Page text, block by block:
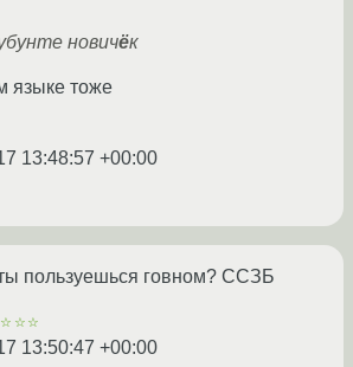
новичёк
языке тоже
13:48:57 +00:00
пользуешься говном? ССЗБ
☆☆☆
13:50:47 +00:00